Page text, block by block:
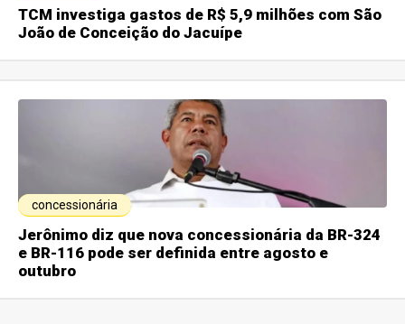
TCM investiga gastos de R$ 5,9 milhões com São
João de Conceição do Jacuípe
concessionária
Jerônimo diz que nova concessionária da BR-324
e BR-116 pode ser definida entre agosto e
outubro